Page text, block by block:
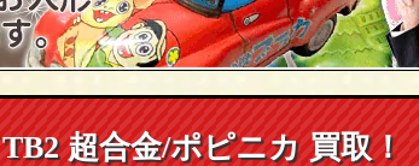
超合金/ポピニカ 買取！